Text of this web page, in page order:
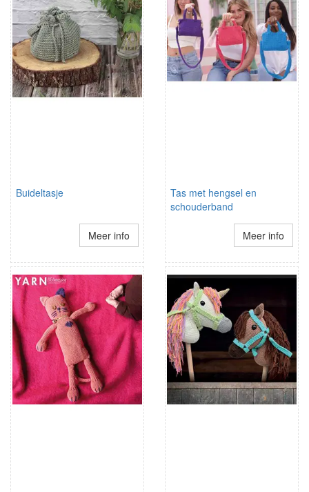
Buideltasje
Meer info
Tas met hengsel en
schouderband
Meer info